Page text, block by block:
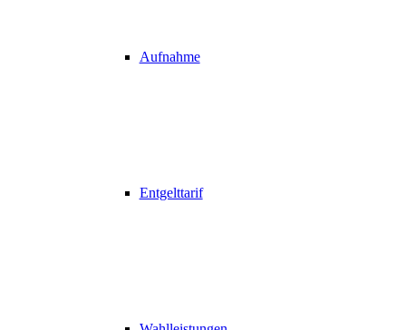
Aufnahme
Entgelttarif